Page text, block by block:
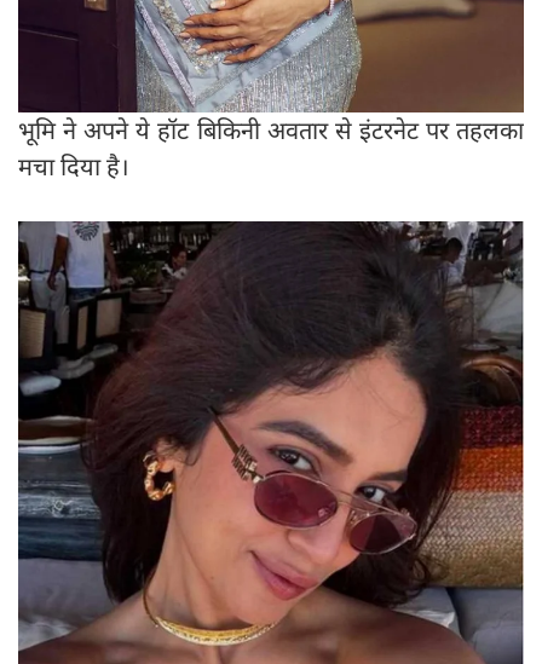
भूमि ने अपने ये हॉट बिकिनी अवतार से इंटरनेट पर तहलका
मचा दिया है।